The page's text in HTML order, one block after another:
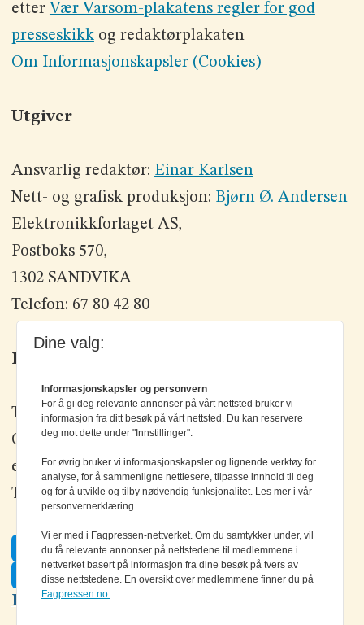
etter Vær Varsom-plakatens regler for god
presseskikkog redaktørplakaten
Om Informasjonskapsler (Cookies)
Utgiver
Ansvarlig redaktør: Einar Karlsen
Nett- og grafisk produksjon: Bjørn Ø. Andersen
Elektronikkforlaget AS,
Postboks 570,
1302 SANDVIKA
Telefon: 67 80 42 80
Kontakt oss
Tlf: +47 67 80 42 80
Olav Brunborgs vei 6, 1396 Billingstad
epost: elektronikk@elektronikkforlaget.no
Tips oss:tips@elektronikkforlaget.no
Facebook
Twitter
LinkedIn
Dine valg:
Informasjonskapsler og personvern
For å gi deg relevante annonser på vårt nettsted bruker vi
informasjon fra ditt besøk på vårt nettsted. Du kan reservere
deg mot dette under "Innstillinger".
For øvrig bruker vi informasjonskapsler og lignende verktøy for
analyse, for å sammenligne nettlesere, tilpasse innhold til deg
og for å utvikle og tilby nødvendig funksjonalitet. Les mer i vår
personvernerklæring.
Vi er med i Fagpressen-nettverket. Om du samtykker under, vil
du få relevante annonser på nettstedene til medlemmene i
nettverket basert på informasjon fra dine besøk på tvers av
disse nettstedene. En oversikt over medlemmene finner du på
Fagpressen.no.